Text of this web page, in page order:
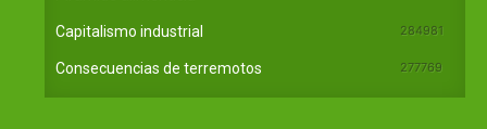
Capitalismo industrial 284981
Consecuencias de terremotos 277769